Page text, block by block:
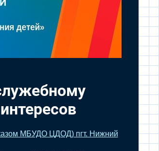
МБУДО ЦДОД) пгт. Нижний